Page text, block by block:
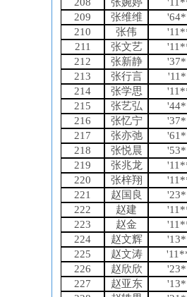
209
张维维
210
张伟
211
张文艺
212
张新静
213
张行言
214
张学思
215
张艺弘
216
张忆宁
217
张亦弛
218
张悦晨
219
张兆龙
220
张梓翔
221
赵国良
222
赵建
223
赵金
224
赵文辉
225
赵文涛
226
赵欣欣
227
赵亚东